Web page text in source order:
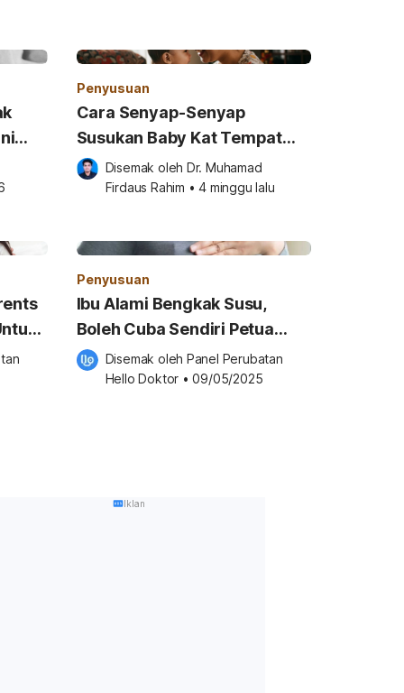
Penyusuan
Cara Senyap-Senyap
Susukan Baby Kat Tempat
Awam, Mak-Mak Mesti Baca!
Disemak oleh Dr. Muhamad
Firdaus Rahim • 4 minggu lalu
Penyusuan
Ibu Alami Bengkak Susu,
Boleh Cuba Sendiri Petua
Orang Lama Ini Di Rumah!
Disemak oleh Panel Perubatan
Hello Doktor • 09/05/2025
Iklan